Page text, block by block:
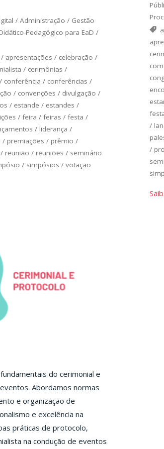
/
/
/Administração / Gestão
Pedagógico para EaD /
/ apresentações / celebração /
/ cerimônias /
/ conferência / conferências /
/ convenções / divulgação /
/ estande / estandes /
/ feira / feiras / festa /
/ liderança /
/ premiações / prêmio /
/ reunião / reuniões / seminário
/ simpósios / votação
do cerimonial e
Abordamos normas
e organização de
e excelência na
práticas de protocolo,
na condução de eventos